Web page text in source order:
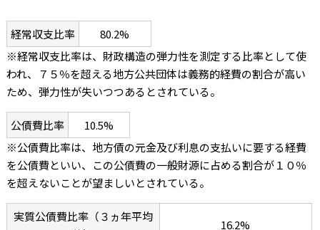
経常収支比率
80.2%
※経常収支比率は、財政構造の弾力性を測定する比率として使
われ、７５％を超える地方公共団体は義務的経費の割合が高い
ため、弾力性が失いつつあるとされている。
公債費比率
10.5%
※公債費比率は、地方債の元金及び利息の支払いに要する経費
を公債費といい、この公債費の一般財源に占める割合が１０％
を超えないことが望ましいとされている。
実質公債費比率（３ヵ年平均
16.2%